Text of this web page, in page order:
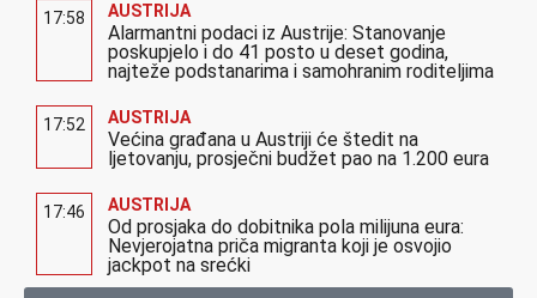
17:58 AUSTRIJA
Alarmantni podaci iz Austrije: Stanovanje
poskupjelo i do 41 posto u deset godina,
najteže podstanarima i samohranim roditeljima
17:52 AUSTRIJA
Većina građana u Austriji će štedit na
ljetovanju, prosječni budžet pao na 1.200 eura
17:46 AUSTRIJA
Od prosjaka do dobitnika pola milijuna eura:
Nevjerojatna priča migranta koji je osvojio
jackpot na srećki